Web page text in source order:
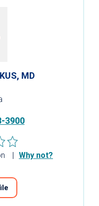
MD
3900
Why not?